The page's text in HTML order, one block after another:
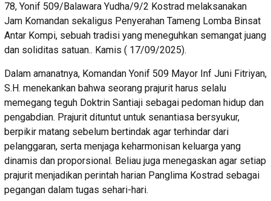
78, Yonif 509/Balawara Yudha/9/2 Kostrad melaksanakan
Jam Komandan sekaligus Penyerahan Tameng Lomba Binsat
Antar Kompi, sebuah tradisi yang meneguhkan semangat juang
dan soliditas satuan.. Kamis ( 17/09/2025).
Dalam amanatnya, Komandan Yonif 509 Mayor Inf Juni Fitriyan,
S.H. menekankan bahwa seorang prajurit harus selalu
memegang teguh Doktrin Santiaji sebagai pedoman hidup dan
pengabdian. Prajurit dituntut untuk senantiasa bersyukur,
berpikir matang sebelum bertindak agar terhindar dari
pelanggaran, serta menjaga keharmonisan keluarga yang
dinamis dan proporsional. Beliau juga menegaskan agar setiap
prajurit menjadikan perintah harian Panglima Kostrad sebagai
pegangan dalam tugas sehari-hari.